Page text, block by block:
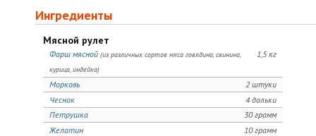
Ингредиенты
Мясной рулет
1,5 кг
Фарш мясной (из различных сортов мяса говядина, свинина,
курица, индейка)
2 штуки
Морковь
4 дольки
Чеснок
30 грамм
Петрушка
10 грамм
Желатин